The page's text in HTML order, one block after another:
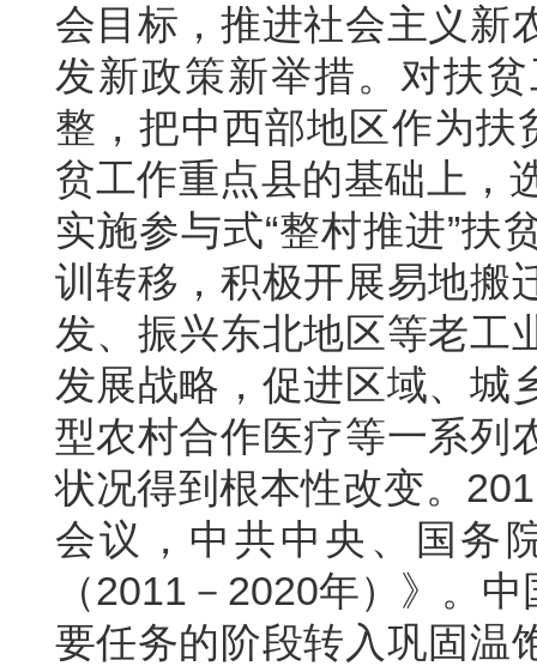
会目标，推进社会主义新
发新政策新举措。对扶
整，把中西部地区作为
贫工作重点县的基础上，
实施参与式“整村推进”扶
训转移，积极开展易地搬
发、振兴东北地区等老工
发展战略，促进区域、城
型农村合作医疗等一系列
状况得到根本性改变。
会议，中共中央、国务
（2011－2020年）》。
要任务的阶段转入巩固温